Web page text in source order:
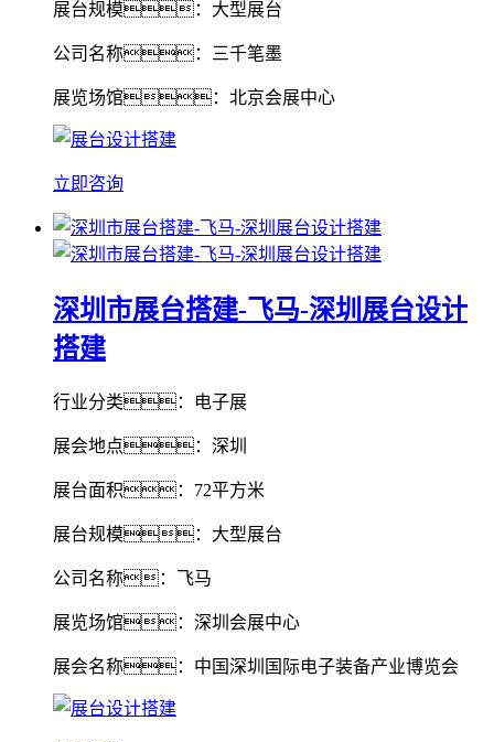
展台规模：大型展台
公司名称：三千笔墨
展览场馆：北京会展中心
立即咨询
深圳市展台搭建-飞马-深圳展台设计
搭建
行业分类：电子展
展会地点：深圳
展台面积：72平方米
展台规模：大型展台
公司名称：飞马
展览场馆：深圳会展中心
展会名称：中国深圳国际电子装备产业博览会